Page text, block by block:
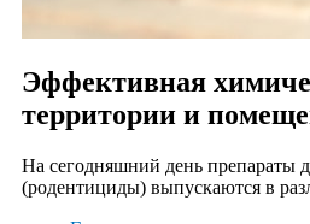
Эффективная
территории и
На сегодняшний день препараты
(родентициды) выпускаются в